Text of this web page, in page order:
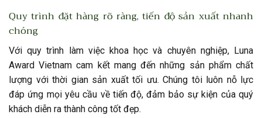
Quy trình đặt hàng rõ ràng, tiến độ sản xuất nhanh
chóng
Với quy trình làm việc khoa học và chuyên nghiệp, Luna
Award Vietnam cam kết mang đến những sản phẩm chất
lượng với thời gian sản xuất tối ưu. Chúng tôi luôn nỗ lực
đáp ứng mọi yêu cầu về tiến độ, đảm bảo sự kiện của quý
khách diễn ra thành công tốt đẹp.